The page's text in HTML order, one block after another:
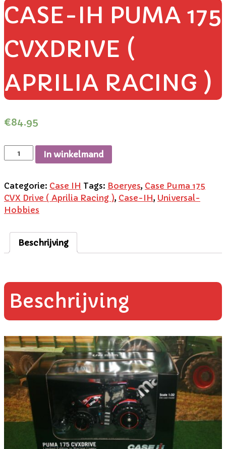
CASE-IH PUMA 175
CVXDRIVE (
APRILIA RACING )
€84.95
In winkelmand
Categorie: Case IH Tags: Boeryes, Case Puma 175
CVX Drive ( Aprilia Racing ), Case-IH, Universal-
Hobbies
Beschrijving
Beschrijving